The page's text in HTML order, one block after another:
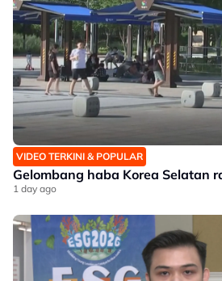
VIDEO TERKINI & POPULAR
Gelombang haba Korea Selatan
1 day ago